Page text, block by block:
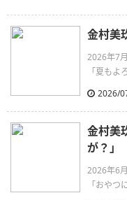
金村美
2026年7
「夏もよ
2026/
金村美
が？」
2026年6
「おやつ